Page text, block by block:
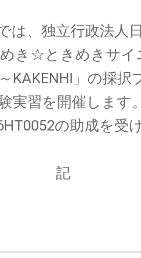
は、独立行政法人
き☆ときめきサイ
KAKENHI」の採択
実習を開催します
の助成を受
記